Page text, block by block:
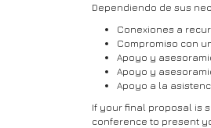
Dependiendo de sus
Conexiones a
Compromiso con
Apoyo y
Apoyo y
Apoyo a la
If your final proposal is
conference to present